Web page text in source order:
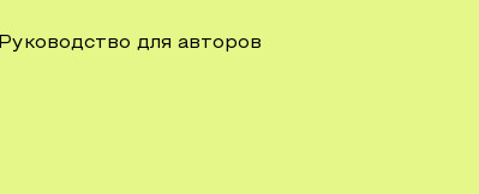
Руководство для авторов